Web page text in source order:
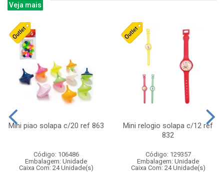
Veja mais
Mini piao solapa c/20 ref 863
Código: 106486
Embalagem: Unidade
Caixa Com: 24 Unidade(s)
Mini relogio solapa c/12 ref
832
Código: 129357
Embalagem: Unidade
Caixa Com: 24 Unidade(s)